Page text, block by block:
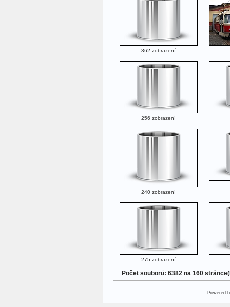
362 zobrazení
256 zobrazení
240 zobrazení
275 zobrazení
Počet souborů: 6382 na 160
Powered